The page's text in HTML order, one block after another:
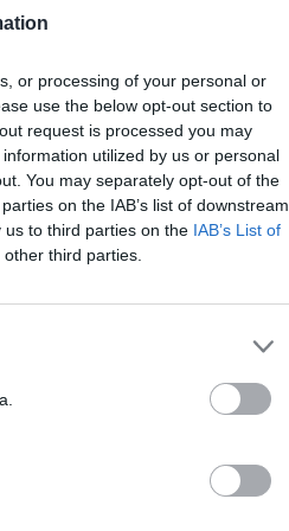
or processing of your personal or
use the below opt-out section to
request is processed you may
utilized by us or personal
You may separately opt-out of the
on the IAB’s list of downstream
to third parties on the IAB’s List of
third parties.